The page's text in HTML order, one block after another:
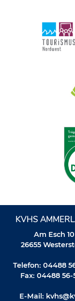
KVHS
Am Esch 10
26655
Telefon: 04488
Fax: 04488 56-
E-Mail: